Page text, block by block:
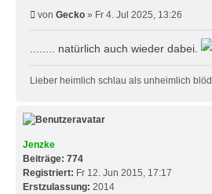
B
e
t
a
von Gecko » Fr 4. Jul 2025, 13:26
........ natürlich auch wieder dabei.
Lieber heimlich schlau als unheimlich blöd.
Jenzke
Beiträge: 774
Registriert: Fr 12. Jun 2015, 17:17
Erstzulassung: 2014